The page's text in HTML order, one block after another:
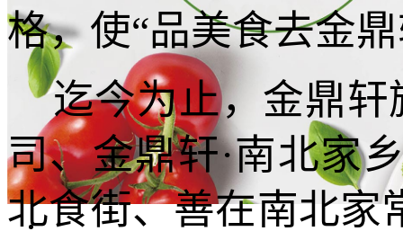
格，使“品美食去金
迄今为止，金鼎
司、金鼎轩·南北家
北食街、善在南北家